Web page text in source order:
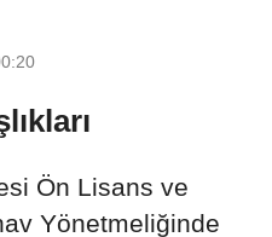
Ön Lisans ve
Yönetmeliğinde